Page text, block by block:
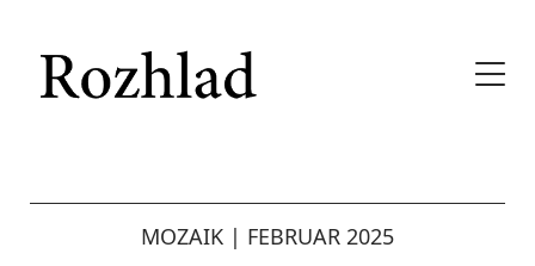
MOZAIK | FEBRUAR 2025